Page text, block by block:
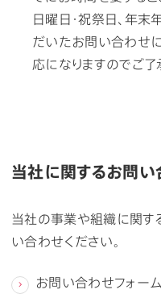
日曜日・祝祭日、年末
だいたお問い合わせ
応になりますのでご了
当社に関するお問い
当社の事業や組織に関す
い合わせください。
お問い合わせフォーム